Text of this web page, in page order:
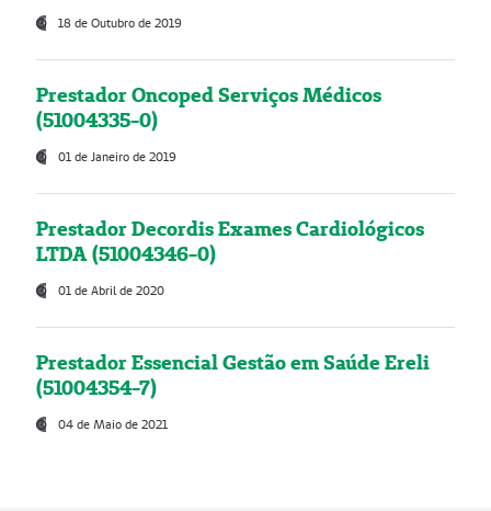
18 de Outubro de 2019
Prestador Oncoped Serviços Médicos
(51004335-0)
01 de Janeiro de 2019
Prestador Decordis Exames Cardiológicos
LTDA (51004346-0)
01 de Abril de 2020
Prestador Essencial Gestão em Saúde Ereli
(51004354-7)
04 de Maio de 2021